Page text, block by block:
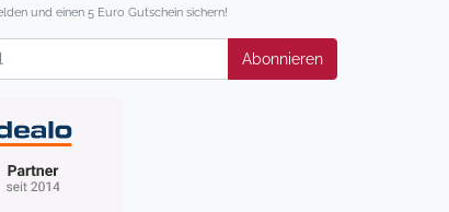
und einen 5 Euro Gutschein sichern!
Abonnieren